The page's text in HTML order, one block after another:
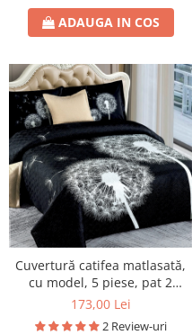
ADAUGA IN COS
Cuvertură catifea matlasată,
cu model, 5 piese, pat 2
persoane, 230x250 cm, CM06
173,00 Lei
2 Review-uri